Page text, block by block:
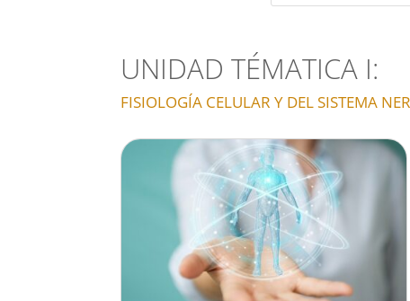
UNIDAD TÉMATICA I:
FISIOLOGÍA CELULAR Y DEL SISTEMA